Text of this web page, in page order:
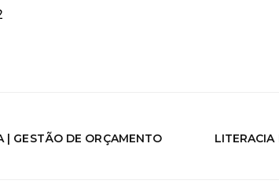
| GESTÃO DE ORÇAMENTO